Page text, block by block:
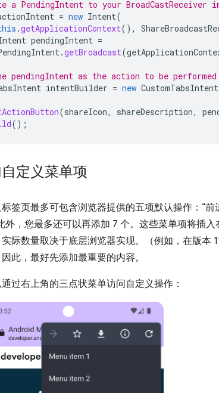
a PendingIntent to your BroadCastReceiver
= new Intent(
.getApplicationContext(),
pendingIntent =
.getBroadcast(
pendingIntent as the action to be
intentBuilder = new CustomTabsIntent
(shareIcon, shareDescription,
();
定义菜单项
签页最多可包含浏览器提供的五项默认操作：“前
外，您最多还可以再添加 7 个。这些菜单项将插
际数量取决于底层浏览器实现。（例如，在版本
此，最好先添加最重要的内容。
过右上角的三点状菜单访问自定义操作：